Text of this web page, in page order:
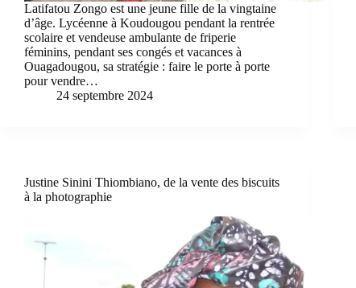
Latifatou Zongo est une jeune fille de la vingtaine
d’âge. Lycéenne à Koudougou pendant la rentrée
scolaire et vendeuse ambulante de friperie
féminins, pendant ses congés et vacances à
Ouagadougou, sa stratégie : faire le porte à porte
pour vendre…
24 septembre 2024
Justine Sinini Thiombiano, de la vente des biscuits
à la photographie